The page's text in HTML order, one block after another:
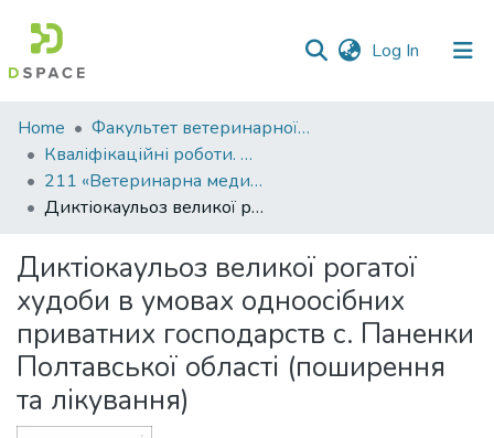
Log In (current)
Communities
&
Collections
All of DSpace
Statistics
Home
Факультет ветеринарної медицини
Кваліфікаційні роботи. Факультет ветеринарної медицини
211 «Ветеринарна медицина» - Магістри 2022-2023
Диктіокаульоз великої рогатої худоби в умовах одноосібних приватних господарств с. Паненки Полтавської області (поширення та лікування)
Диктіокаульоз великої рогатої
худоби в умовах одноосібних
приватних господарств с. Паненки
Полтавської області (поширення
та лікування)